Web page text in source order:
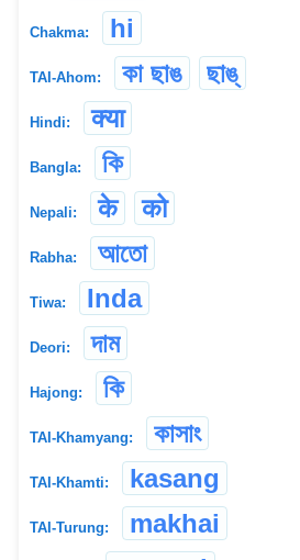
Chakma: hi
TAI-Ahom: কা ছাঙ ছাঙ্
Hindi: क्या
Bangla: কি
Nepali: के को
Rabha: আতো
Tiwa: Inda
Deori: দাম
Hajong: কি
TAI-Khamyang: কাসাং
TAI-Khamti: kasang
TAI-Turung:
makhai